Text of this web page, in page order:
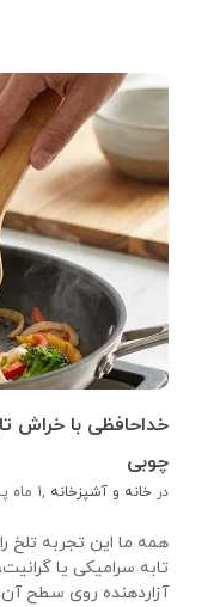
خداحافظی با خراش
چوبی
درخانه و آشپزخانه ,1 ماه پیش
همه ما این تجربه تلخ
تابه سرامیکی یا
آزاردهنده روی سطح